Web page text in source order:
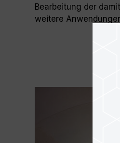
Bearbeitung der
weitere